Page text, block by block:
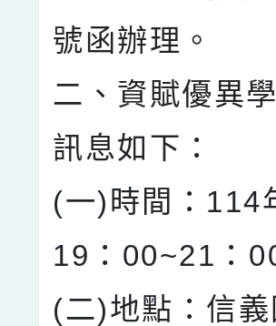
號函辦理。
二、資賦優異
訊息如下：
(一)時間：114
19：00~21：
(二)地點：信